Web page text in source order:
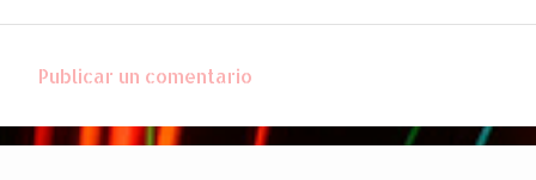
o
Publicar un comentario